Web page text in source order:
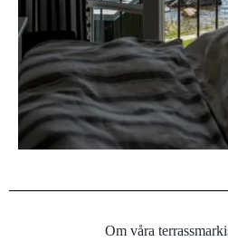
Om våra